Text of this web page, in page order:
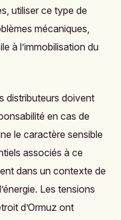
utiliser ce type de
mécaniques,
à l’immobilisation du
distributeurs doivent
en cas de
le caractère sensible
associés à ce
dans un contexte de
Les tensions
d’Ormuz ont